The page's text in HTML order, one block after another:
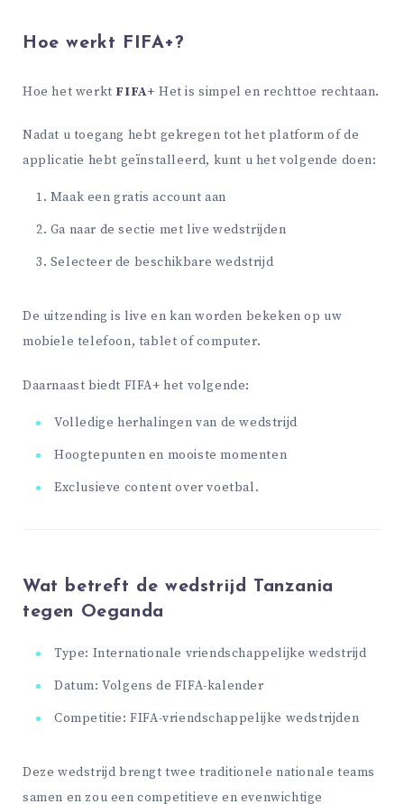
Hoe werkt FIFA+?
Hoe het werkt FIFA+ Het is simpel en rechttoe rechtaan.
Nadat u toegang hebt gekregen tot het platform of de
applicatie hebt geïnstalleerd, kunt u het volgende doen:
Maak een gratis account aan
Ga naar de sectie met live wedstrijden
Selecteer de beschikbare wedstrijd
De uitzending is live en kan worden bekeken op uw
mobiele telefoon, tablet of computer.
Daarnaast biedt FIFA+ het volgende:
Volledige herhalingen van de wedstrijd
Hoogtepunten en mooiste momenten
Exclusieve content over voetbal.
Wat betreft de wedstrijd Tanzania
tegen Oeganda
Type: Internationale vriendschappelijke wedstrijd
Datum: Volgens de FIFA-kalender
Competitie: FIFA-vriendschappelijke wedstrijden
Deze wedstrijd brengt twee traditionele nationale teams
samen en zou een competitieve en evenwichtige